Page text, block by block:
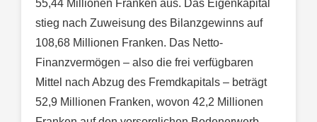
55,44 Millionen Franken aus. Das Eigenkapital
stieg nach Zuweisung des Bilanzgewinns auf
108,68 Millionen Franken. Das Netto-
Finanzvermögen – also die frei verfügbaren
Mittel nach Abzug des Fremdkapitals – beträgt
52,9 Millionen Franken, wovon 42,2 Millionen